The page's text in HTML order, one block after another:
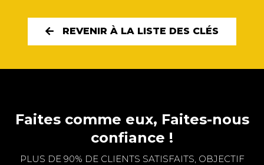
REVENIR À LA LISTE DES CLÉS
Faites comme eux, Faites-nous
confiance !
PLUS DE 90% DE CLIENTS SATISFAITS, OBJECTIF